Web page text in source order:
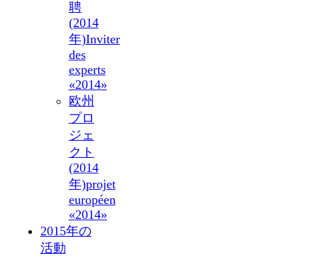
聘
(2014
年)Inviter
des
experts
«2014»
欧州
プロ
ジェ
クト
(2014
年)projet
européen
«2014»
2015年の
活動